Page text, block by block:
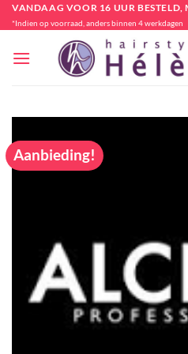
Ga
naar
VANDAAG VOOR 16 UUR BESTELD,
*Indien op voorraad, anders binnen 4 werkdagen
Aanbieding!